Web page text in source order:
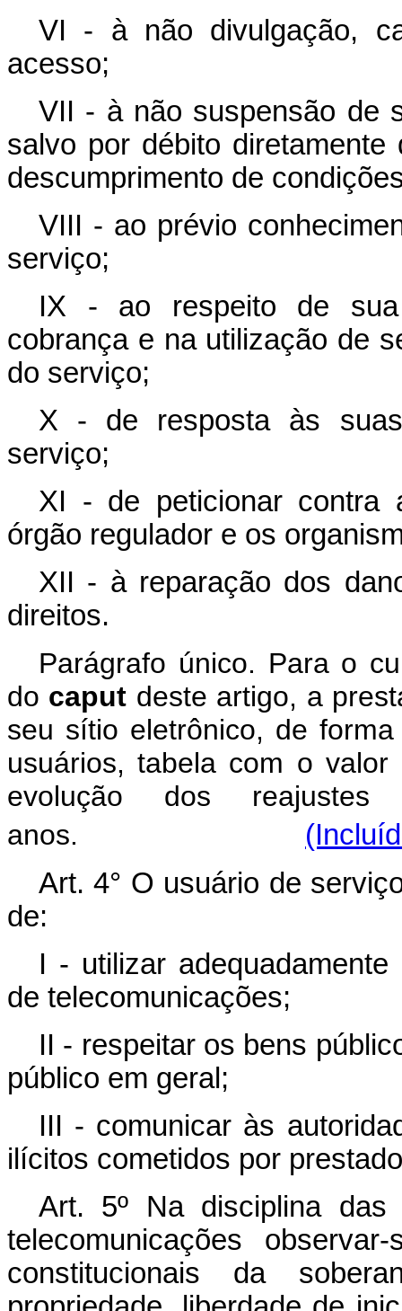
VI - à não divulgação,
acesso;
VII - à não suspensão de
salvo por débito
descumprimento de
VIII - ao prévio
serviço;
IX - ao respeito de sua
cobrança e na utilização de
do serviço;
X - de resposta às
serviço;
XI - de peticionar contra
órgão regulador e os
XII - à reparação dos
direitos.
Parágrafo único. Para o
do caput deste artigo, a
seu sítio eletrônico, de
usuários, tabela com o
evolução dos
anos.
Art. 4° O usuário de
de:
I - utilizar
de telecomunicações;
II - respeitar os bens
público em geral;
III - comunicar às
ilícitos cometidos por
Art. 5º Na disciplina
telecomunicações
constitucionais da